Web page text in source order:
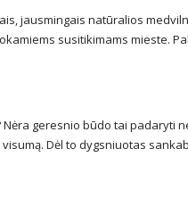
jausmingais natūralios
susitikimams mieste.
geresnio būdo tai padaryti
Dėl to dygsniuotas